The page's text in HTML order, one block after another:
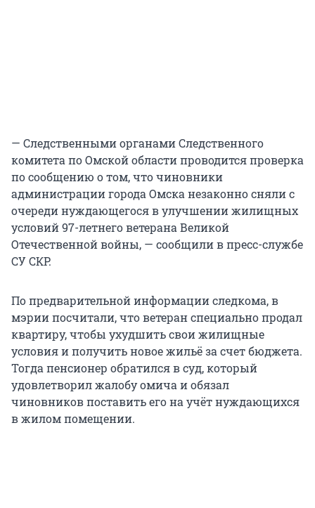
— Следственными органами Следственного
комитета по Омской области проводится проверка
по сообщению о том, что чиновники
администрации города Омска незаконно сняли с
очереди нуждающегося в улучшении жилищных
условий 97-летнего ветерана Великой
Отечественной войны, — сообщили в пресс-службе
СУ СКР.
По предварительной информации следкома, в
мэрии посчитали, что ветеран специально продал
квартиру, чтобы ухудшить свои жилищные
условия и получить новое жильё за счет бюджета.
Тогда пенсионер обратился в суд, который
удовлетворил жалобу омича и обязал
чиновников поставить его на учёт нуждающихся
в жилом помещении.